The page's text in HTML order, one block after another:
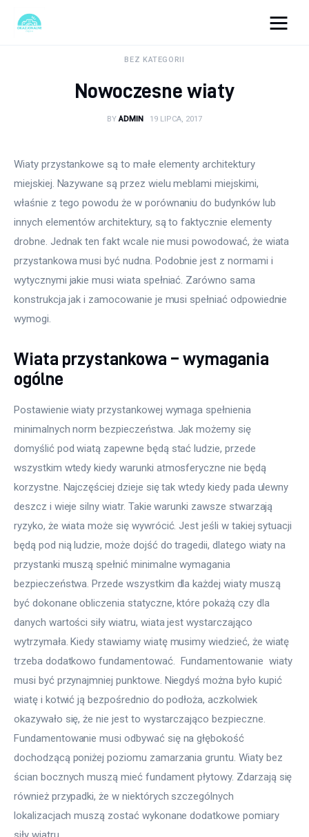
Turystyka
Dom i ogród
Uroda
Więcej
BEZ KATEGORII
Nowoczesne wiaty
BY ADMIN 19 LIPCA, 2017
Wiaty przystankowe są to małe elementy architektury
miejskiej. Nazywane są przez wielu meblami miejskimi,
właśnie z tego powodu że w porównaniu do budynków lub
innych elementów architektury, są to faktycznie elementy
drobne. Jednak ten fakt wcale nie musi powodować, że wiata
przystankowa musi być nudna. Podobnie jest z normami i
wytycznymi jakie musi wiata spełniać. Zarówno sama
konstrukcja jak i zamocowanie je musi spełniać odpowiednie
wymogi.
Wiata przystankowa – wymagania
ogólne
Postawienie wiaty przystankowej wymaga spełnienia
minimalnych norm bezpieczeństwa. Jak możemy się
domyślić pod wiatą zapewne będą stać ludzie, przede
wszystkim wtedy kiedy warunki atmosferyczne nie będą
korzystne. Najczęściej dzieje się tak wtedy kiedy pada ulewny
deszcz i wieje silny wiatr. Takie warunki zawsze stwarzają
ryzyko, że wiata może się wywrócić. Jest jeśli w takiej sytuacji
będą pod nią ludzie, może dojść do tragedii, dlatego wiaty na
przystanki muszą spełnić minimalne wymagania
bezpieczeństwa. Przede wszystkim dla każdej wiaty muszą
być dokonane obliczenia statyczne, które pokażą czy dla
danych wartości siły wiatru, wiata jest wystarczająco
wytrzymała. Kiedy stawiamy wiatę musimy wiedzieć, że wiatę
trzeba dodatkowo fundamentować.  Fundamentowanie  wiaty
musi być przynajmniej punktowe. Niegdyś można było kupić
wiatę i kotwić ją bezpośrednio do podłoża, aczkolwiek
okazywało się, że nie jest to wystarczająco bezpieczne.
Fundamentowanie musi odbywać się na głębokość
dochodzącą poniżej poziomu zamarzania gruntu. Wiaty bez
ścian bocznych muszą mieć fundament płytowy. Zdarzają się
również przypadki, że w niektórych szczególnych
lokalizacjach muszą zostać wykonane dodatkowe pomiary